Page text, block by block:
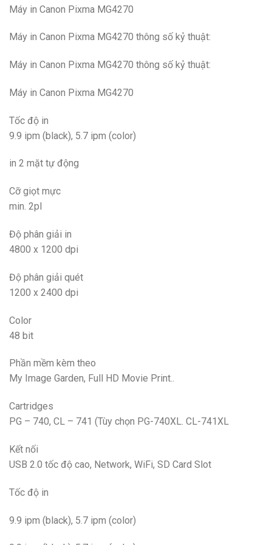
Máy in Canon Pixma MG4270
Máy in Canon Pixma MG4270 thông số kỷ thuật:
Máy in Canon Pixma MG4270 thông số kỷ thuật:
Máy in Canon Pixma MG4270
Tốc độ in
9.9 ipm (black), 5.7 ipm (color)
in 2 mặt tự động
Cỡ giọt mực
min. 2pl
Độ phân giải in
4800 x 1200 dpi
Độ phân giải quét
1200 x 2400 dpi
Color
48 bit
Phần mềm kèm theo
My Image Garden, Full HD Movie Print..
Cartridges
PG – 740, CL – 741 (Tùy chọn PG-740XL. CL-741XL
Kết nối
USB 2.0 tốc độ cao, Network, WiFi, SD Card Slot
Tốc độ in
9.9 ipm (black), 5.7 ipm (color)